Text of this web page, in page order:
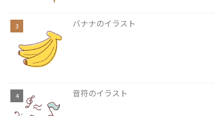
バナナのイラスト
音符のイラスト